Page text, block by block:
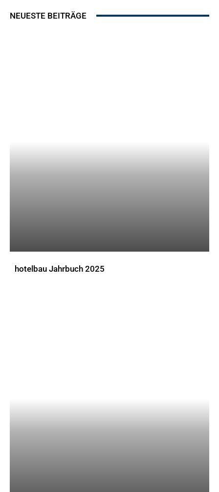
NEUESTE BEITRÄGE
hotelbau Jahrbuch 2025